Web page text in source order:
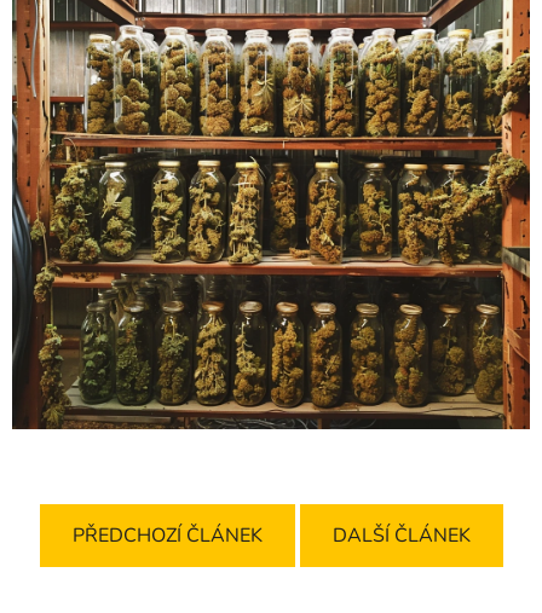
PŘEDCHOZÍ ČLÁNEK DALŠÍ ČLÁNEK